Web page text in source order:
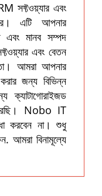
সফ্টওয়্যার এবং
এটি আপনার
এবং মানব সম্পদ
এবং বেতন
আমরা আপনার
জন্য বিভিন্ন
ক্যাটাগোরাইজড
Nobo IT
করবেন না। শুধু
আমরা বিনামূল্যে